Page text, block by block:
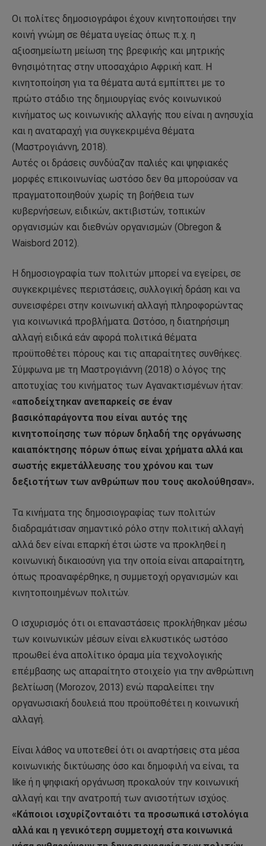
Οι πολίτες δημοσιογράφοι έχουν κινητοποιήσει την
κοινή γνώμη σε θέματα υγείας όπως π.χ. η
αξιοσημείωτη μείωση της βρεφικής και μητρικής
θνησιμότητας στην υποσαχάριο Αφρική καπ. Η
κινητοποίηση για τα θέματα αυτά εμπίπτει με το
πρώτο στάδιο της δημιουργίας ενός κοινωνικού
κινήματος ως κοινωνικής αλλαγής που είναι η ανησυχία
και η αναταραχή για συγκεκριμένα θέματα
(Μαστρογιάννη, 2018).
Αυτές οι δράσεις συνδύαζαν παλιές και ψηφιακές
μορφές επικοινωνίας ωστόσο δεν θα μπορούσαν να
πραγματοποιηθούν χωρίς τη βοήθεια των
κυβερνήσεων, ειδικών, ακτιβιστών, τοπικών
οργανισμών και διεθνών οργανισμών (Obregon &
Waisbord 2012).
Η δημοσιογραφία των πολιτών μπορεί να εγείρει, σε
συγκεκριμένες περιστάσεις, συλλογική δράση και να
συνεισφέρει στην κοινωνική αλλαγή πληροφορώντας
για κοινωνικά προβλήματα. Ωστόσο, η διατηρήσιμη
αλλαγή ειδικά εάν αφορά πολιτικά θέματα
προϋποθέτει πόρους και τις απαραίτητες συνθήκες.
Σύμφωνα με τη Μαστρογιάννη (2018) ο λόγος της
αποτυχίας του κινήματος των Αγανακτισμένων ήταν:
«αποδείχτηκαν ανεπαρκείς σε έναν
βασικόπαράγοντα που είναι αυτός της
κινητοποίησης των πόρων δηλαδή της οργάνωσης
καιαπόκτησης πόρων όπως είναι χρήματα αλλά και
σωστής εκμετάλλευσης του χρόνου και των
δεξιοτήτων των ανθρώπων που τους ακολούθησαν».
Τα κινήματα της δημοσιογραφίας των πολιτών
διαδραμάτισαν σημαντικό ρόλο στην πολιτική αλλαγή
αλλά δεν είναι επαρκή έτσι ώστε να προκληθεί η
κοινωνική δικαιοσύνη για την οποία είναι απαραίτητη,
όπως προαναφέρθηκε, η συμμετοχή οργανισμών και
κινητοποιημένων πολιτών.
Ο ισχυρισμός ότι οι επαναστάσεις προκλήθηκαν μέσω
των κοινωνικών μέσων είναι ελκυστικός ωστόσο
προωθεί ένα απολίτικο όραμα μία τεχνολογικής
επέμβασης ως απαραίτητο στοιχείο για την ανθρώπινη
βελτίωση (Morozov, 2013) ενώ παραλείπει την
οργανωσιακή δουλειά που προϋποθέτει η κοινωνική
αλλαγή.
Είναι λάθος να υποτεθεί ότι οι αναρτήσεις στα μέσα
κοινωνικής δικτύωσης όσο και δημοφιλή να είναι, τα
like ή η ψηφιακή οργάνωση προκαλούν την κοινωνική
αλλαγή και την ανατροπή των ανισοτήτων ισχύος.
«Κάποιοι ισχυρίζονταιότι τα προσωπικά ιστολόγια
αλλά και η γενικότερη συμμετοχή στα κοινωνικά